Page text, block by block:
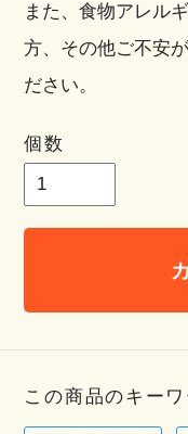
また、食物アレル
方、その他ご不安
ださい。
個数
この商品のキーワ